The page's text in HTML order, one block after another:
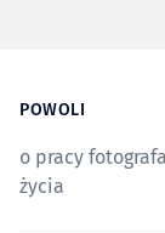
POWOLI
o pracy
życia